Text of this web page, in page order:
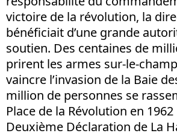
victoire de la révolution, la
bénéficiait d’une grande
soutien. Des centaines de
prirent les armes sur-le-
vaincre l’invasion de la Baie
million de personnes se
Place de la Révolution en
Deuxième Déclaration de La